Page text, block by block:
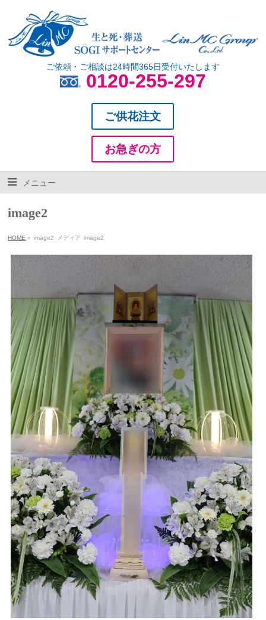
ご依頼・ご相談は24時間365日受付いたします
0120-255-297
ご供花注文
お急ぎの方
メニュー
image2
HOME » image2 メディア image2